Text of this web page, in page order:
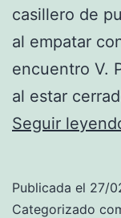
casillero de
al empatar
encuentro V.
al estar
Seguir
Publicada el 27/
Categorizado